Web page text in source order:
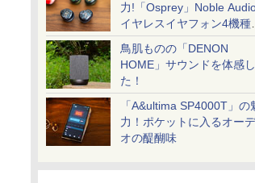
力!「Osprey」Noble
イヤレスイヤフォン4機種を
一気に聴く
鳥肌ものの「DENON
HOME」サウンドを体感し
た！
「A&ultima SP4000T」の
力！ポケットに入るオー
オの醍醐味